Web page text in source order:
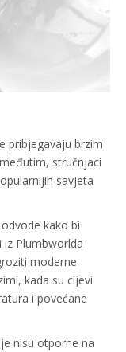
pribjegavaju brzim
stručnjaci
savjeta
kako bi
iz Plumbworlda
moderne
kada su cijevi
i povećane
nisu otporne na